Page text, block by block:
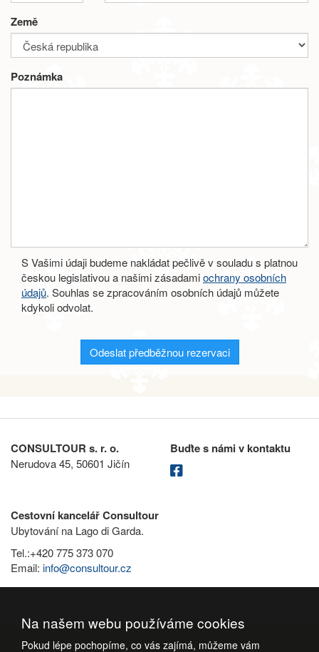
Země
Poznámka
S Vašimi údaji budeme nakládat pečlivě v souladu s platnou
českou legislativou a našimi zásadamiochrany osobních
údajů. Souhlas se zpracováním osobních údajů můžete
kdykoli odvolat.
Odeslat předběžnou rezervaci
CONSULTOUR s. r. o.
Nerudova 45, 50601 Jičín
Buďte s námi v kontaktu
Cestovní kancelář Consultour
Ubytování na Lago di Garda.
Tel.:+420 775 373 070
Email: info@consultour.cz
Na našem webu používáme cookies
Pokud lépe pochopíme, co vás zajímá, můžeme vám